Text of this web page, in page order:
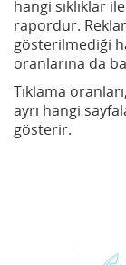
hangi sıklıklar
rapordur.
gösterilmediği
oranlarına da
Tıklama
ayrı hangi
gösterir.